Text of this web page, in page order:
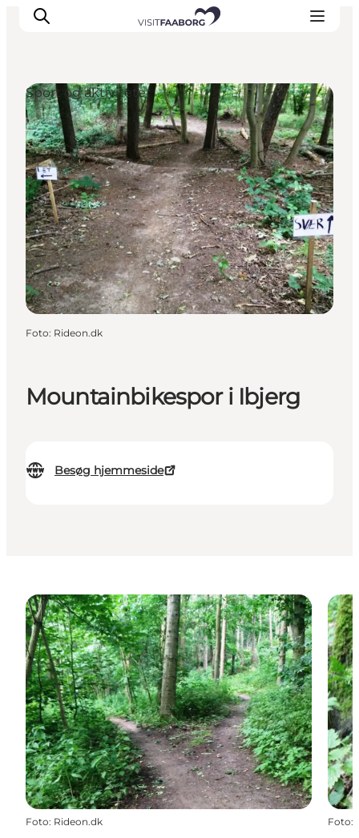
Overnatning
Spisesteder
Oplevelser
Øhop
Outdoor
Det sker
Mountainbikespor i Ibjerg
Besøg hjemmeside
Sport og aktiviteter
Foto: Rideon.dk
Foto: Rideon.dk Foto: